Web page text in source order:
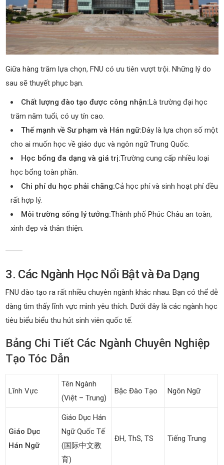
Giữa hàng trăm lựa chọn, FNU có ưu tiên vượt trội. Những lý do
sau sẽ thuyết phục bạn.
Chất lượng đào tạo được công nhận:Là trường đại học
trăm năm tuổi, có uy tín cao.
Thế mạnh về Sư phạm và Hán ngữ:Đây là lựa chọn số một
cho ai muốn học về giáo dục và ngôn ngữ Trung Quốc.
Học bổng đa dạng và giá trị:Trường cung cấp nhiều loại
học bổng toàn phần.
Chi phí du học phải chăng:Cả học phí và sinh hoạt phí đều
rất hợp lý.
Môi trường sống lý tưởng:Thành phố Phúc Châu an toàn,
xinh đẹp và thân thiện.
3. Các Ngành Học Nổi Bật và Đa Dạng
FNU đào tạo ra rất nhiều chuyên ngành khác nhau. Bạn có thể dễ
dàng tìm thấy lĩnh vực mình yêu thích. Dưới đây là các ngành học
tiêu biểu biểu thu hút sinh viên quốc tế.
Bảng Chi Tiết Các Ngành Chuyên Nghiệp
Tạo Tóc Dẫn
Lĩnh Vực
Tên Ngành
(Việt – Trung)
Bậc Đào Tạo Ngôn Ngữ
Giáo Dục
Hán Ngữ
Giáo Dục Hán
Ngữ Quốc Tế
(国际中文教
育)
ĐH, ThS, TS Tiếng Trung